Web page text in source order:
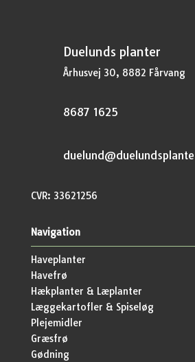
Duelunds planter
Århusvej 30, 8882 Fårvang
8687 1625
CVR: 33621256
Navigation
Haveplanter
Havefrø
Hækplanter & Læplanter
Læggekartofler & Spiseløg
Plejemidler
Græsfrø
Gødning